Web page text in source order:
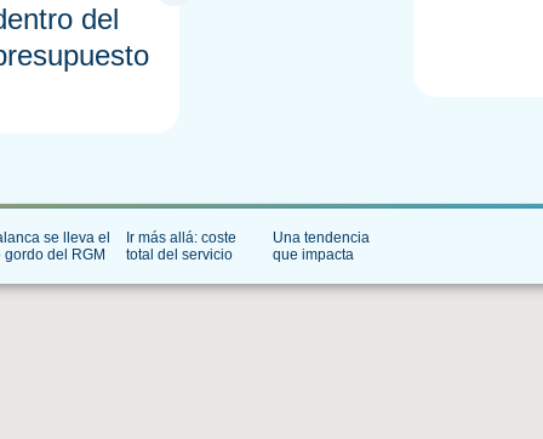
del
puede obtener el control de las promociones
se lleva el
gordo del RGM
Ir más allá: coste
total del servicio
Una tendencia
que impacta